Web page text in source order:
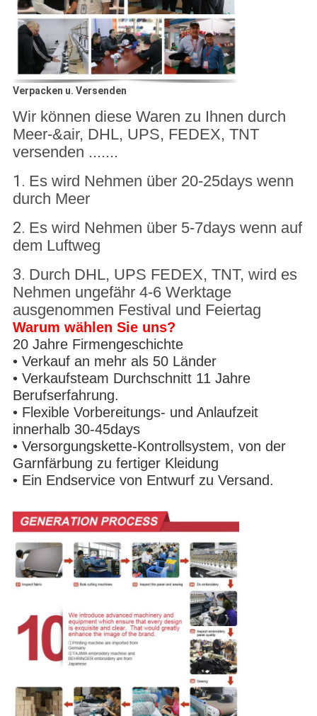
Verpacken u. Versenden
Wir können diese Waren zu Ihnen durch
Meer-&air, DHL, UPS, FEDEX, TNT
versenden .......
1. Es wird Nehmen über 20-25days wenn
durch Meer
2. Es wird Nehmen über 5-7days wenn auf
dem Luftweg
3. Durch DHL, UPS FEDEX, TNT, wird es
Nehmen ungefähr 4-6 Werktage
ausgenommen Festival und Feiertag
Warum wählen Sie uns?
20 Jahre Firmengeschichte
• Verkauf an mehr als 50 Länder
• Verkaufsteam Durchschnitt 11 Jahre
Berufserfahrung.
• Flexible Vorbereitungs- und Anlaufzeit
innerhalb 30-45days
• Versorgungskette-Kontrollsystem, von der
Garnfärbung zu fertiger Kleidung
• Ein Endservice von Entwurf zu Versand.